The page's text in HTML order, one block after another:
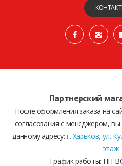
Партнерский
После оформления заказа на
согласования с менеджером,
данному адресу: г. Харьков, ул.
этаж
График работы: ПН-